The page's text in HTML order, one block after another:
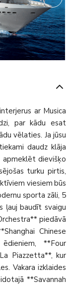
ar Musica
par kādu esat
vēlaties. Ja jūsu
daudz klāja
apmeklēt dievišķo
turku pirtis,
viesiem būs
sporta zāli, 5
ļauj baudīt svaigu
piedāvā
Chinese
**Four
Piazzetta**, kur
Vakara izklaides
**Savannah